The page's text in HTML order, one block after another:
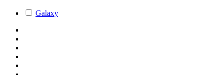
Galaxy